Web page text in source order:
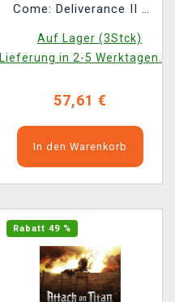
Come: Deliverance II -
Wald (Bild auf Textil)
Auf Lager (3Stck)
Lieferung in 2-5 Werktagen.
57,61 €
In den Warenkorb
Rabatt 49 %